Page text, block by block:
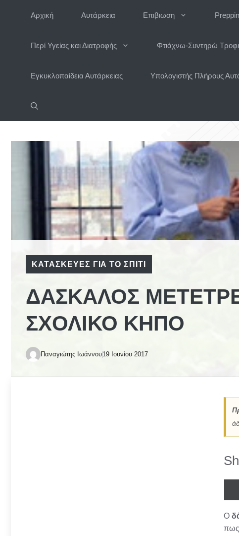
Αρχική Αυτάρκεια Επιβιωση
Περί Υγείας και Διατροφής Φτιάχνω-Συντηρώ
Εγκυκλοπαίδεια Αυτάρκειας Υπολογιστής Πλήρους
ΚΑΤΑΣΚΕΥΈΣ ΓΙΑ ΤΟ ΣΠΊΤΙ
ΔΆΣΚΑΛΟΣ
ΣΧΟΛΙΚΌ ΚΉΠΟ
Παναγιώτης Ιωάννου19 Ιουνίου 2017
Ο
πως